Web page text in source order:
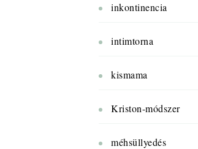
inkontinencia
intimtorna
kismama
Kriston-módszer
méhsüllyedés